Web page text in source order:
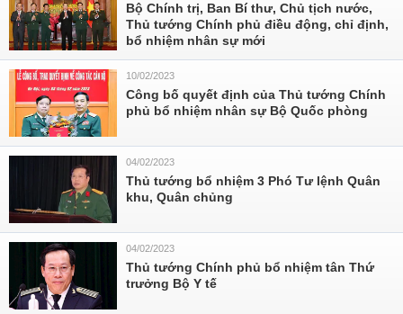
Bộ Chính trị, Ban Bí thư, Chủ tịch nước,
Thủ tướng Chính phủ điều động, chỉ định,
bổ nhiệm nhân sự mới
10/02/2023
Công bố quyết định của Thủ tướng Chính
phủ bổ nhiệm nhân sự Bộ Quốc phòng
04/02/2023
Thủ tướng bổ nhiệm 3 Phó Tư lệnh Quân
khu, Quân chủng
04/02/2023
Thủ tướng Chính phủ bổ nhiệm tân Thứ
trưởng Bộ Y tế